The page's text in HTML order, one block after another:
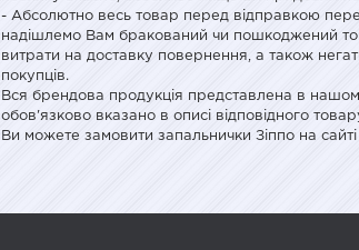
- Абсолютно весь товар перед відправкою
надішлемо Вам бракований чи пошкоджений
витрати на доставку повернення, а також
покупців.
Вся брендова продукція представлена в
обов'язково вказано в описі відповідного
Ви можете замовити запальнички Зіппо на